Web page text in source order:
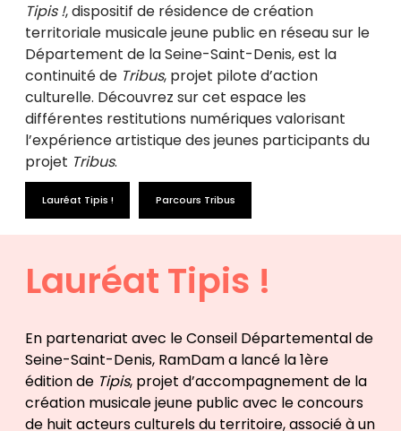
Tipis !, dispositif de résidence de création
territoriale musicale jeune public en réseau sur le
Département de la Seine-Saint-Denis, est la
continuité de Tribus, projet pilote d’action
culturelle. Découvrez sur cet espace les
différentes restitutions numériques valorisant
l’expérience artistique des jeunes participants du
projet Tribus.
Lauréat Tipis ! Parcours Tribus
Lauréat Tipis !
En partenariat avec le Conseil Départemental de
Seine-Saint-Denis, RamDam a lancé la 1ère
édition de Tipis, projet d’accompagnement de la
création musicale jeune public avec le concours
de huit acteurs culturels du territoire, associé à un